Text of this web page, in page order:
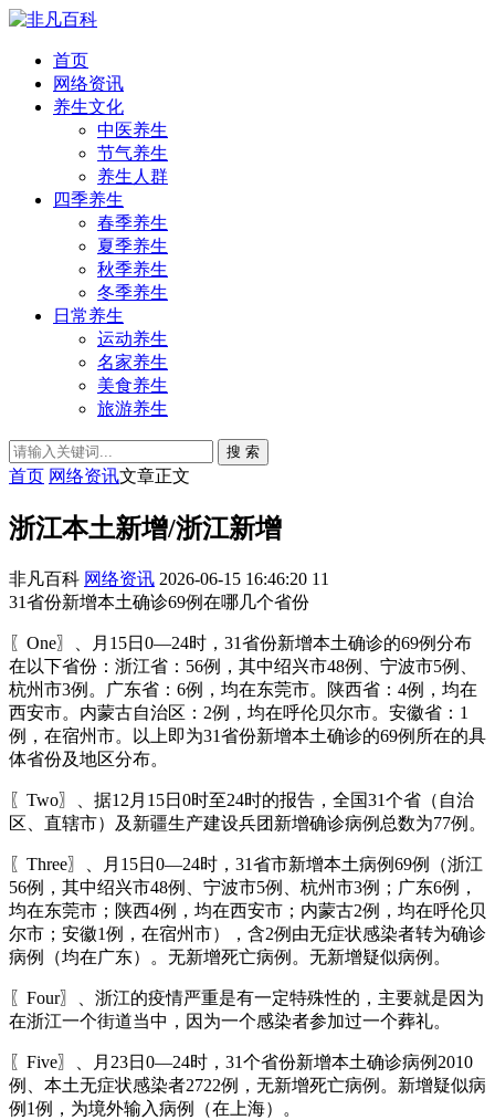
首页
网络资讯
养生文化
中医养生
节气养生
养生人群
四季养生
春季养生
夏季养生
秋季养生
冬季养生
日常养生
运动养生
名家养生
美食养生
旅游养生
搜 索
首页 网络资讯文章正文
浙江本土新增/浙江新增
非凡百科 网络资讯 2026-06-15 16:46:20 11
31省份新增本土确诊69例在哪几个省份
〖One〗、月15日0—24时，31省份新增本土确诊的69例分布
在以下省份：浙江省：56例，其中绍兴市48例、宁波市5例、
杭州市3例。广东省：6例，均在东莞市。陕西省：4例，均在
西安市。内蒙古自治区：2例，均在呼伦贝尔市。安徽省：1
例，在宿州市。以上即为31省份新增本土确诊的69例所在的具
体省份及地区分布。
〖Two〗、据12月15日0时至24时的报告，全国31个省（自治
区、直辖市）及新疆生产建设兵团新增确诊病例总数为77例。
〖Three〗、月15日0—24时，31省市新增本土病例69例（浙江
56例，其中绍兴市48例、宁波市5例、杭州市3例；广东6例，
均在东莞市；陕西4例，均在西安市；内蒙古2例，均在呼伦贝
尔市；安徽1例，在宿州市），含2例由无症状感染者转为确诊
病例（均在广东）。无新增死亡病例。无新增疑似病例。
〖Four〗、浙江的疫情严重是有一定特殊性的，主要就是因为
在浙江一个街道当中，因为一个感染者参加过一个葬礼。
〖Five〗、月23日0—24时，31个省份新增本土确诊病例2010
例、本土无症状感染者2722例，无新增死亡病例。新增疑似病
例1例，为境外输入病例（在上海）。